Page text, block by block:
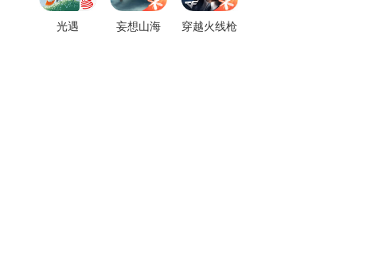
光遇 妄想山海 穿越火线枪